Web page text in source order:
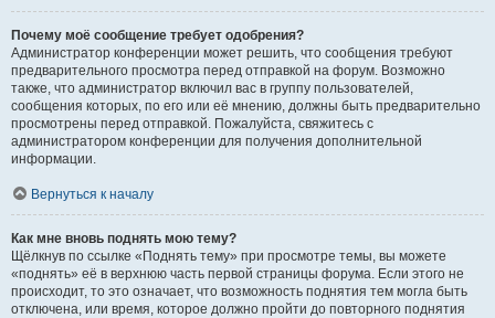
Почему моё сообщение требует одобрения?
Администратор конференции может решить, что сообщения требуют
предварительного просмотра перед отправкой на форум. Возможно
также, что администратор включил вас в группу пользователей,
сообщения которых, по его или её мнению, должны быть предварительно
просмотрены перед отправкой. Пожалуйста, свяжитесь с
администратором конференции для получения дополнительной
информации.
Вернуться к началу
Как мне вновь поднять мою тему?
Щёлкнув по ссылке «Поднять тему» при просмотре темы, вы можете
«поднять» её в верхнюю часть первой страницы форума. Если этого не
происходит, то это означает, что возможность поднятия тем могла быть
отключена, или время, которое должно пройти до повторного поднятия